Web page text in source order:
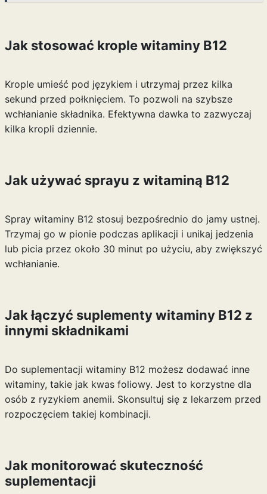
Jak stosować krople witaminy B12
Krople umieść pod językiem i utrzymaj przez kilka
sekund przed połknięciem. To pozwoli na szybsze
wchłanianie składnika. Efektywna dawka to zazwyczaj
kilka kropli dziennie.
Jak używać sprayu z witaminą B12
Spray witaminy B12 stosuj bezpośrednio do jamy ustnej.
Trzymaj go w pionie podczas aplikacji i unikaj jedzenia
lub picia przez około 30 minut po użyciu, aby zwiększyć
wchłanianie.
Jak łączyć suplementy witaminy B12 z
innymi składnikami
Do suplementacji witaminy B12 możesz dodawać inne
witaminy, takie jak kwas foliowy. Jest to korzystne dla
osób z ryzykiem anemii. Skonsultuj się z lekarzem przed
rozpoczęciem takiej kombinacji.
Jak monitorować skuteczność
suplementacji